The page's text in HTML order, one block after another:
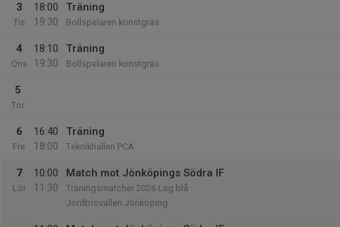
3
Tis
18:00
19:30
Träning
Bollspelaren konstgräs
4
Ons
18:10
19:30
Träning
Bollspelaren konstgräs
5
Tor
6
Fre
16:40
18:00
Träning
Teknikhallen PCA
7
Lör
10:00
11:30
Match mot Jönköpings Södra IF
Träningsmatcher 2026 Lag blå
Jordbrovallen Jönköping